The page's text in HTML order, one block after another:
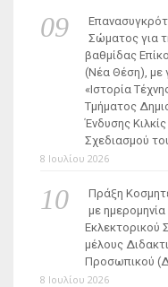
Σώματος για
βαθμίδας
(Νέα Θέση), με
«Ιστορία
Τμήματος
Ένδυσης
Σχεδιασμού
8 Ιουλίου 2026
Πράξη
με
Εκλεκτορικού
μέλους
Προσωπικού
8 Ιουλίου 2026